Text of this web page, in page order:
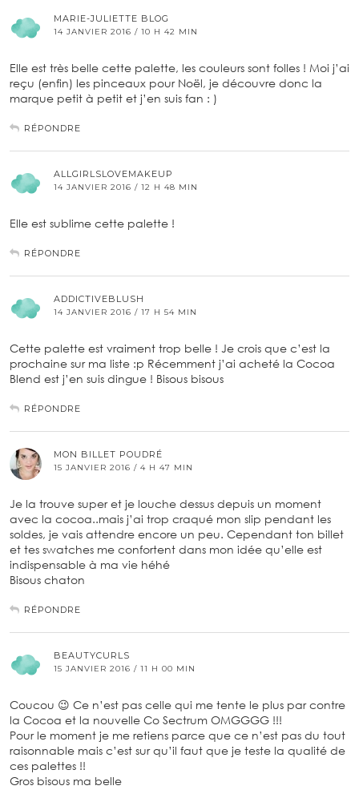
MARIE-JULIETTE BLOG
14 JANVIER 2016 / 10 H 42 MIN
Elle est très belle cette palette, les couleurs sont folles ! Moi j’ai
reçu (enfin) les pinceaux pour Noël, je découvre donc la
marque petit à petit et j’en suis fan : )
RÉPONDRE
ALLGIRLSLOVEMAKEUP
14 JANVIER 2016 / 12 H 48 MIN
Elle est sublime cette palette !
RÉPONDRE
ADDICTIVEBLUSH
14 JANVIER 2016 / 17 H 54 MIN
Cette palette est vraiment trop belle ! Je crois que c’est la
prochaine sur ma liste :p Récemment j’ai acheté la Cocoa
Blend est j’en suis dingue ! Bisous bisous
RÉPONDRE
MON BILLET POUDRÉ
15 JANVIER 2016 / 4 H 47 MIN
Je la trouve super et je louche dessus depuis un moment
avec la cocoa..mais j’ai trop craqué mon slip pendant les
soldes, je vais attendre encore un peu. Cependant ton billet
et tes swatches me confortent dans mon idée qu’elle est
indispensable à ma vie héhé
Bisous chaton
RÉPONDRE
BEAUTYCURLS
15 JANVIER 2016 / 11 H 00 MIN
Coucou 😉 Ce n’est pas celle qui me tente le plus par contre
la Cocoa et la nouvelle Co Sectrum OMGGGG !!!
Pour le moment je me retiens parce que ce n’est pas du tout
raisonnable mais c’est sur qu’il faut que je teste la qualité de
ces palettes !!
Gros bisous ma belle